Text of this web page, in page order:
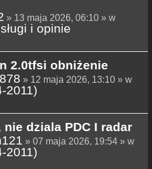
» 13 maja 2026, 06:10 » w
i opinie
2.0tfsi obniżenie
» 12 maja 2026, 13:10 » w
2011)
nie dziala PDC I radar
» 07 maja 2026, 19:54 » w
2011)